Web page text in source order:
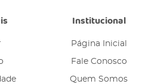
Institucional
Página Inicial
Fale Conosco
Quem Somos